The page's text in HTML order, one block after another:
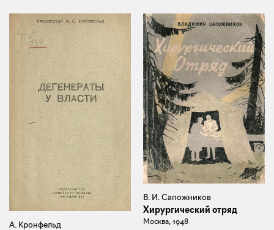
А. Кронфельд
В. И. Сапожников
Хирургический отряд
Москва, 1948